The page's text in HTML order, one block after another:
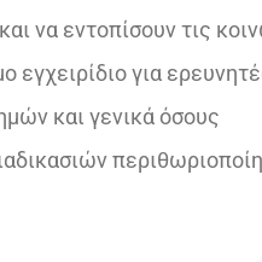
να εντοπίσουν τις
εγχειρίδιο για
και γενικά όσους